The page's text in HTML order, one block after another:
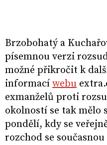
Brzobohatý a
písemnou verzi
možné přikročit k
informací webu
exmanželů proti
okolností se tak mělo
pondělí, kdy se
rozchod se